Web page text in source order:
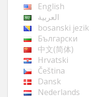
English
العربية
bosanski jezik
Български
中文(简体)
Hrvatski
Čeština
Dansk
Nederlands